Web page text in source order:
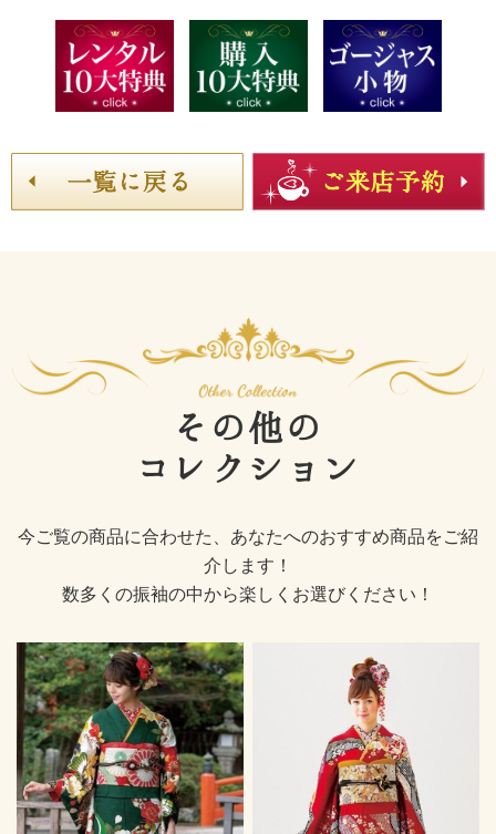
その他の
コレクション
今ご覧の商品に合わせた、あなたへのおすすめ商品をご紹
介します！
数多くの振袖の中から楽しくお選びください！